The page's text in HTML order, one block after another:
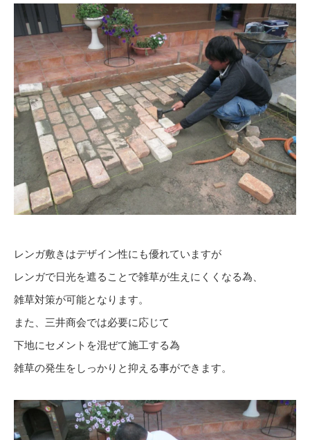
レンガ敷きはデザイン性にも優れていますが
レンガで日光を遮ることで雑草が生えにくくなる為、
雑草対策が可能となります。
また、三井商会では必要に応じて
下地にセメントを混ぜて施工する為
雑草の発生をしっかりと抑える事ができます。